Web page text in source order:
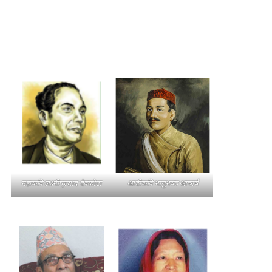
महाकवि लक्ष्मीप्रसाद देवकोटा आदीकवि भानुभक्त आचार्य